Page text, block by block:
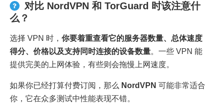
对比 NordVPN 和 TorGuard 时该注意什
么？
选择 VPN 时， 你要着重查看它的服务器数量、总体速度
得分、价格以及支持同时连接的设备数量。一些 VPN 能
提供完美的上网体验，有些则会拖慢上网速度。
如果你已经打算付费订阅，那么 NordVPN 可能非常适合
你，它在众多测试中性能表现不错。